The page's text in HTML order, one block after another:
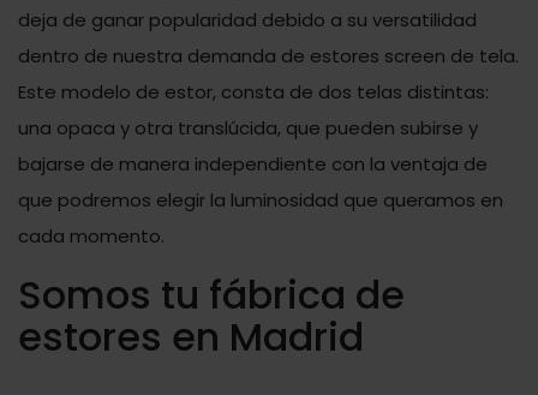
deja de ganar popularidad debido a su versatilidad
dentro de nuestra demanda de estores screen de tela.
Este modelo de estor, consta de dos telas distintas:
una opaca y otra translúcida, que pueden subirse y
bajarse de manera independiente con la ventaja de
que podremos elegir la luminosidad que queramos en
cada momento.
Somos tu fábrica de
estores en Madrid